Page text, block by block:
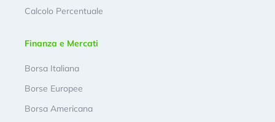
Calcolo Percentuale
Finanza e Mercati
Borsa Italiana
Borse Europee
Borsa Americana